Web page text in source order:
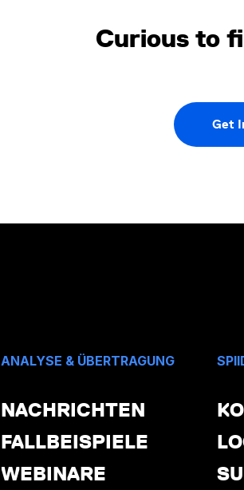
Curious to
Get
ANALYSE & ÜBERTRAGUNG
NACHRICHTEN
FALLBEISPIELE
WEBINARE